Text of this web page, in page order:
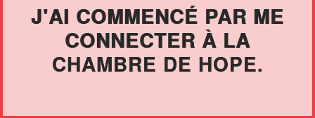
J'AI COMMENCÉ PAR ME
CONNECTER À LA
CHAMBRE DE HOPE.